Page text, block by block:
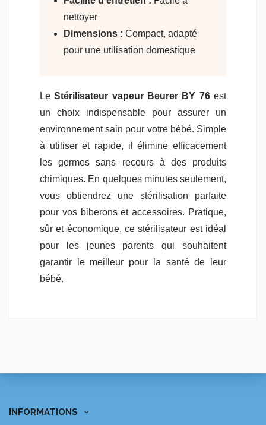
nettoyer
Dimensions : Compact, adapté
pour une utilisation domestique
LeStérilisateur vapeur Beurer BY 76est
un choix indispensable pour assurer un
environnement sain pour votre bébé. Simple
à utiliser et rapide, il élimine efficacement
les germes sans recours à des produits
chimiques. En quelques minutes seulement,
vous obtiendrez une stérilisation parfaite
pour vos biberons et accessoires. Pratique,
sûr et économique, ce stérilisateur est idéal
pour les jeunes parents qui souhaitent
garantir le meilleur pour la santé de leur
bébé.
INFORMATIONS